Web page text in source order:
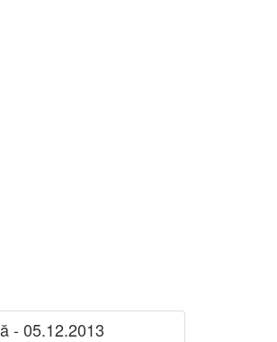
- 05.12.2013